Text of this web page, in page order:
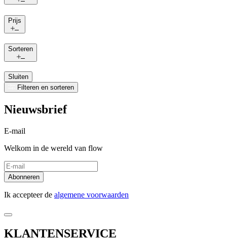
Prijs
Sorteren
Sluiten
Filteren en sorteren
Nieuwsbrief
E-mail
Welkom in de wereld van flow
Abonneren
Ik accepteer de algemene voorwaarden
KLANTENSERVICE